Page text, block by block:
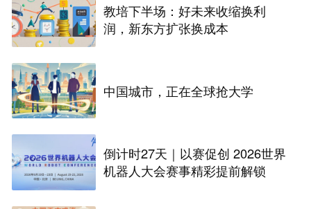
教培下半场：好未来收缩换利
润，新东方扩张换成本
中国城市，正在全球抢大学
倒计时27天｜以赛促创 2026世界
机器人大会赛事精彩提前解锁